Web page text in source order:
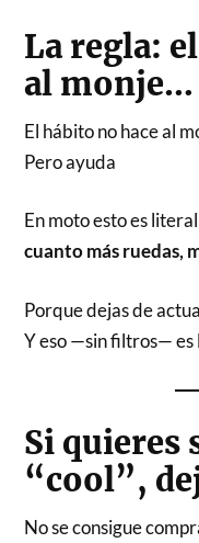
La regla:
al monje…
El hábito no hace al
Pero ayuda
En moto esto es
cuanto más ruedas,
Porque dejas de
Y eso —sin filtros— es
Si quieres
“cool”,
No se consigue